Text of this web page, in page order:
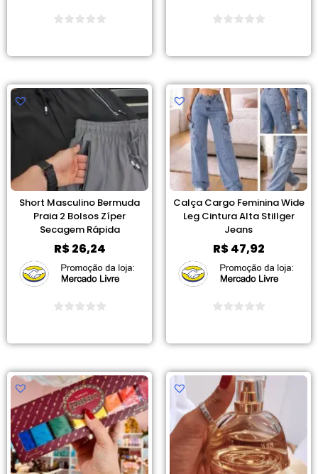
Short Masculino Bermuda
Praia 2 Bolsos Zíper
Secagem Rápida
R$26,24
Calça Cargo Feminina Wide
Leg Cintura Alta Stillger
Jeans
R$47,92